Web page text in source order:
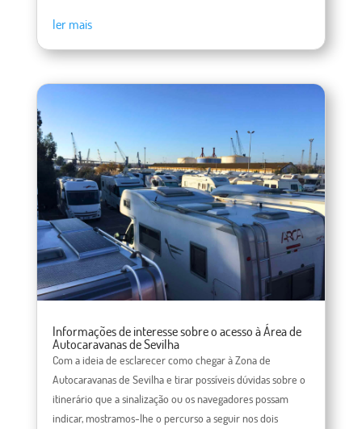
ler mais
Informações de interesse sobre o acesso à Área de
Autocaravanas de Sevilha
Com a ideia de esclarecer como chegar à Zona de
Autocaravanas de Sevilha e tirar possíveis dúvidas sobre o
itinerário que a sinalização ou os navegadores possam
indicar, mostramos-lhe o percurso a seguir nos dois